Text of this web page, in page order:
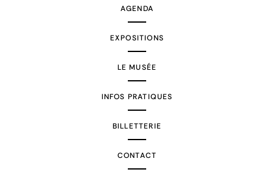
AGENDA
EXPOSITIONS
LE MUSÉE
INFOS PRATIQUES
BILLETTERIE
CONTACT